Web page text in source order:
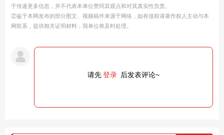
于传递更多信息，并不代表本单位赞同其观点和对其真实性负责。
②鉴于本网发布的部分图文、视频稿件来源于网络，如有侵权请著作权人主动与本
网联系，提供相关证明材料，我单位将及时处理。
请先登录 后发表评论~